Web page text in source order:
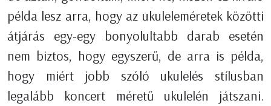
példa lesz arra, hogy az ukuleleméretek közötti
átjárás egy-egy bonyolultabb darab esetén
nem biztos, hogy egyszerű, de arra is példa,
hogy miért jobb szóló ukulelés stílusban
legalább koncert méretű ukulelén játszani.